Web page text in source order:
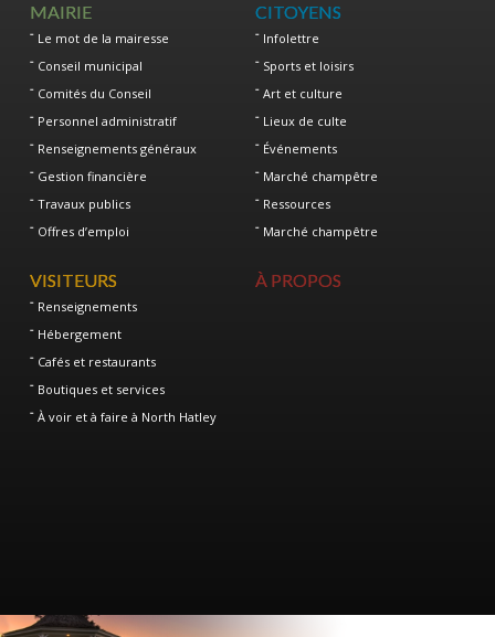
MAIRIE
Le mot de la mairesse
Conseil municipal
Comités du Conseil
Personnel administratif
Renseignements généraux
Gestion financière
Travaux publics
Offres d’emploi
CITOYENS
Infolettre
Sports et loisirs
Art et culture
Lieux de culte
Événements
Marché champêtre
Ressources
Marché champêtre
VISITEURS
Renseignements
Hébergement
Cafés et restaurants
Boutiques et services
À voir et à faire à North Hatley
À PROPOS